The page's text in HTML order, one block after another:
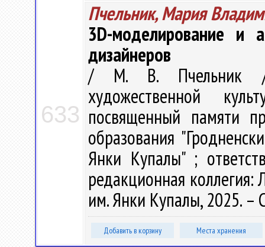
633
Пчельник, Мария
3D-моделирование и
дизайнеров
/ М. В. Пчельник //
художественной
посвященный памяти
образования
Янки Купалы" ;
редакционная коллегия:
им. Янки Купалы, 2025. –
Добавить в корзину Места хранения